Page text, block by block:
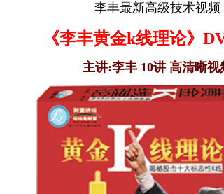
李丰最新高级技术视频
《李丰黄金k线理论》
主讲:李丰 10讲高清晰视